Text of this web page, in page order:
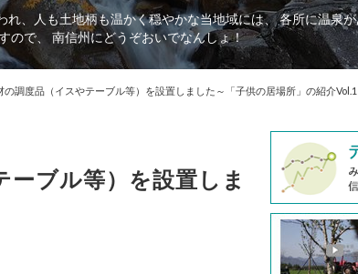
、人も土地柄も温かく穏やかな当地域には、 各所に温泉
ので、 南信州にどうぞおいでなんしょ！
の調度品（イスやテーブル等）を設置しました～「子供の居場所」の紹介Vol.1
ブル等）を設置しま